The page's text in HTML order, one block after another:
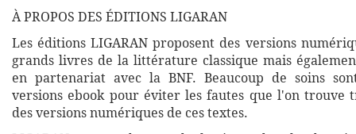
À PROPOS DES ÉDITIONS LIGARAN
Les éditions LIGARAN proposent des versions
grands livres de la littérature classique mais
en partenariat avec la BNF. Beaucoup de soins
versions ebook pour éviter les fautes que l'on trouve
des versions numériques de ces textes.